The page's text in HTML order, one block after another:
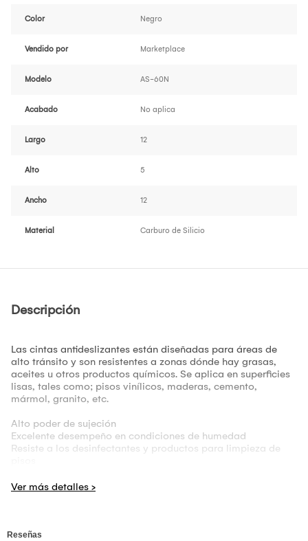
Color Negro
Vendido por Marketplace
Modelo AS-60N
Acabado No aplica
Largo 12
Alto 5
Ancho 12
Material Carburo de Silicio
Descripción
Las cintas antideslizantes están diseñadas para áreas de
alto tránsito y son resistentes a zonas dónde hay grasas,
aceites u otros productos químicos. Se aplica en superficies
lisas, tales como; pisos vinílicos, maderas, cemento,
mármol, granito, etc.
Alto poder de sujeción
Excelente desempeño en condiciones de humedad
Resiste a los desinfectantes y productos para limpieza de
Respaldo: Película de plástico cubierta con partículas de